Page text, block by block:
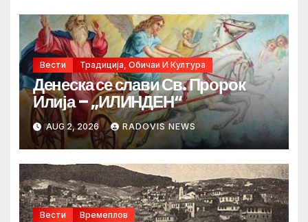
Вести Традиција, Обичаи И Култура
Денеска се слави Св. Пророк
Илија – „ИЛИНДЕН“
AUG 2, 2026 RADOVIS NEWS
Вести Времеплов